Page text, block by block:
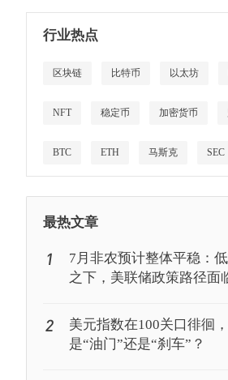
行业热点
区块链 比特币 以太坊
NFT 稳定币 加密货币
BTC ETH 马斯克 SEC
最热文章
1
7月非农预计整体平稳：
之下，美联储政策路径面
2
美元指数在100关口徘徊
是“油门”还是“刹车”？